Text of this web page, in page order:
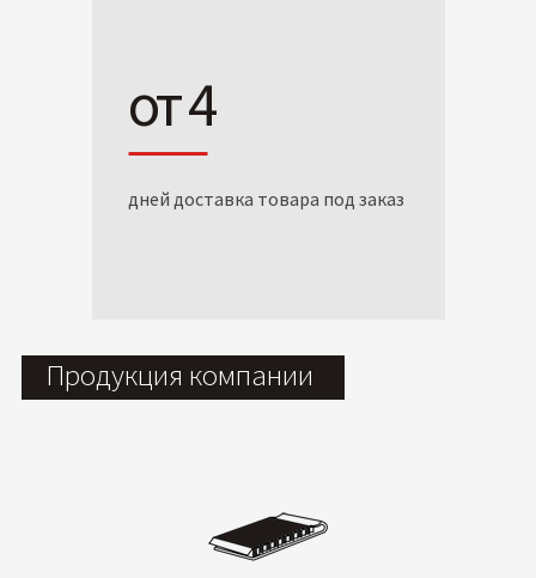
от 4
дней доставка товара под заказ
Продукция компании